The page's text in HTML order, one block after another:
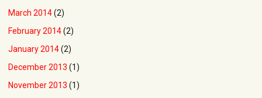
March 2014(2)
February 2014(2)
January 2014(2)
December 2013 (1)
November 2013 (1)